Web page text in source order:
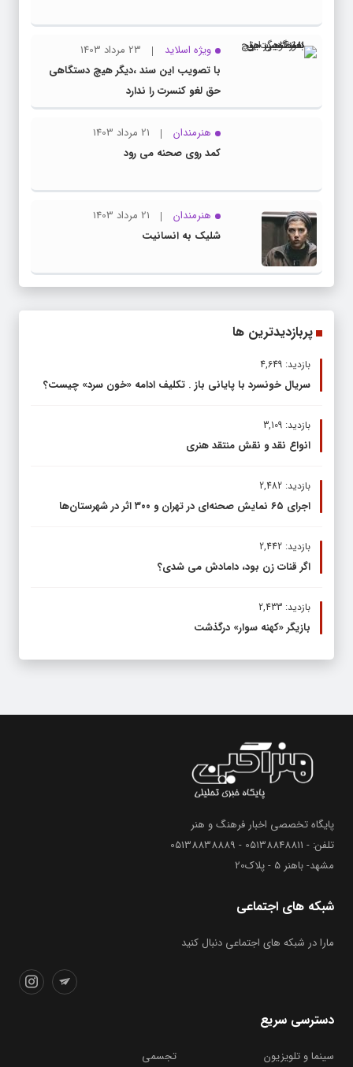
ویژه اسلاید
23 مرداد 1403
با تصویب این سند ،دیگر هیچ دستگاهی
حق لغو کنسرت را ندارد
هنرمندان
21 مرداد 1403
کمد روی صحنه می رود
هنرمندان
21 مرداد 1403
شلیک به انسانیت
پربازدیدترین ها
بازدید: 4,649
سریال خونسرد با پایانی باز . تکلیف ادامه «خون سرد» چیست؟
بازدید: 3,109
انواع نقد و نقش منتقد هنری
بازدید: 2,482
اجرای ۶۵ نمایش صحنه‌ای در تهران و ۳۰۰ اثر در شهرستان‌ها
بازدید: 2,442
اگر قنات زن بود، دامادش می شدی؟
بازدید: 2,433
بازیگر «کهنه سوار» درگذشت
پایگاه تخصصی اخبار فرهنگ و هنر
تلفن: - 05138848811 - 05138838889
مشهد- باهنر 5 - پلاک20
شبکه های اجتماعی
مارا در شبکه های اجتماعی دنبال کنید
دسترسی سریع
سینما و تلویزیون تجسمی